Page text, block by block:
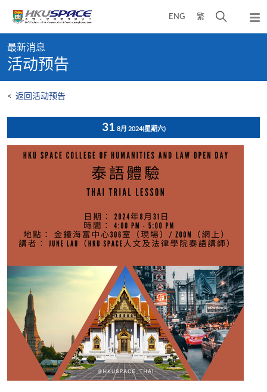
content
ENG 繁
开
弹
出
content
start
最新消息
活动预告
< 返回活动预告
31 8月 2024(星期六)